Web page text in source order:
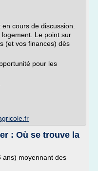
cours de discussion.
Le point sur
(et vos finances) dès
pour les
: Où se trouve la
ans) moyennant des